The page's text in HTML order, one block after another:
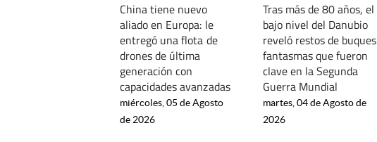
China tiene nuevo
aliado en Europa: le
entregó una flota de
drones de última
generación con
capacidades avanzadas
miércoles, 05 de Agosto
de 2026
Tras más de 80 años, el
bajo nivel del Danubio
reveló restos de buques
fantasmas que fueron
clave en la Segunda
Guerra Mundial
martes, 04 de Agosto de
2026